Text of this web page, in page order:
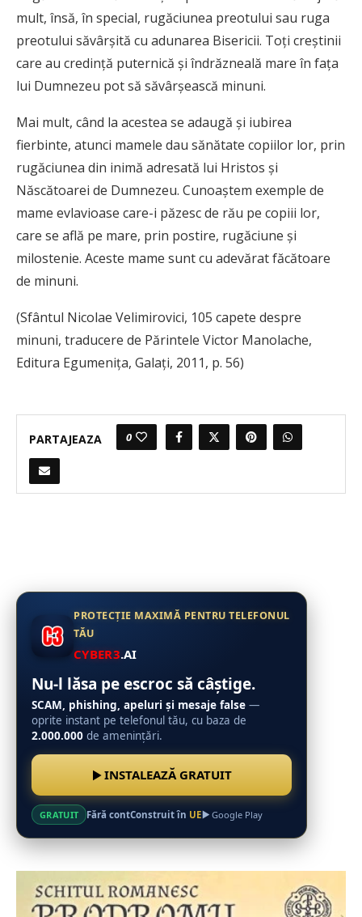
mult, însă, în special, rugăciunea preotului sau ruga
preotului săvârşită cu adunarea Bisericii. Toţi creştinii
care au credinţă puternică şi îndrăzneală mare în faţa
lui Dumnezeu pot să săvârşească minuni.
Mai mult, când la acestea se adaugă şi iubirea
fierbinte, atunci mamele dau sănătate copiilor lor, prin
rugăciunea din inimă adresată lui Hristos şi
Născătoarei de Dumnezeu. Cunoaştem exemple de
mame evlavioase care-i păzesc de rău pe copiii lor,
care se află pe mare, prin postire, rugăciune şi
milostenie. Aceste mame sunt cu adevărat făcătoare
de minuni.
(Sfântul Nicolae Velimirovici, 105 capete despre
minuni, traducere de Părintele Victor Manolache,
Editura Egumeniţa, Galaţi, 2011, p. 56)
PARTAJEAZA 0
PROTECȚIE MAXIMĂ PENTRU TELEFONUL
TĂU
CYBER3.AI
Nu-l lăsa pe escroc să câștige.
SCAM, phishing, apeluri și mesaje false —
oprite instant pe telefonul tău, cu baza de
2.000.000 de amenințări.
INSTALEAZĂ GRATUIT
GRATUIT Fără contConstruit în UE Google Play